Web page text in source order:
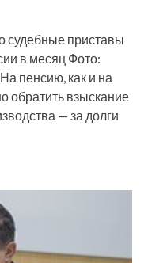
судебные приставы
в месяц Фото:
пенсию, как и на
обратить взыскание
— за долги